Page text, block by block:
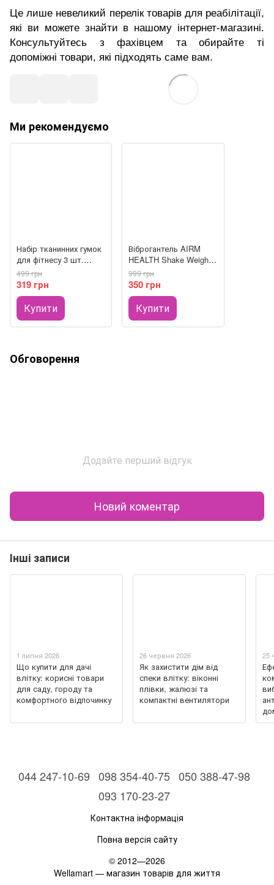
Це лише невеликий перелік товарів для реабілітації,
які ви можете знайти в нашому інтернет-магазині.
Консультуйтесь з фахівцем та обирайте ті
допоміжні товари, які підходять саме вам.
Ми рекомендуємо
Набір тканинних гумок
для фітнесу 3 шт.
AIRM HEALTH (8148)
319 грн
499 грн
Купити
Віброгантель AIRM
HEALTH Shake Weight
для жінок (5502)
350 грн
999 грн
Купити
Обговорення
Додайте перший відгук
Новий коментар
Інші записи
1 липня 2026
Що купити для дачі
влітку: корисні товари
для саду, городу та
комфортного відпочинку
26 червня 2026
Як захистити дім від
спеки влітку: віконні
плівки, жалюзі та
компактні вентилятори
25
044 247-10-69 098 354-40-75 050 388-47-98
093 170-23-27
Контактна інформація
Повна версія сайту
© 2012—2026
Wellamart — магазин товарів для життя